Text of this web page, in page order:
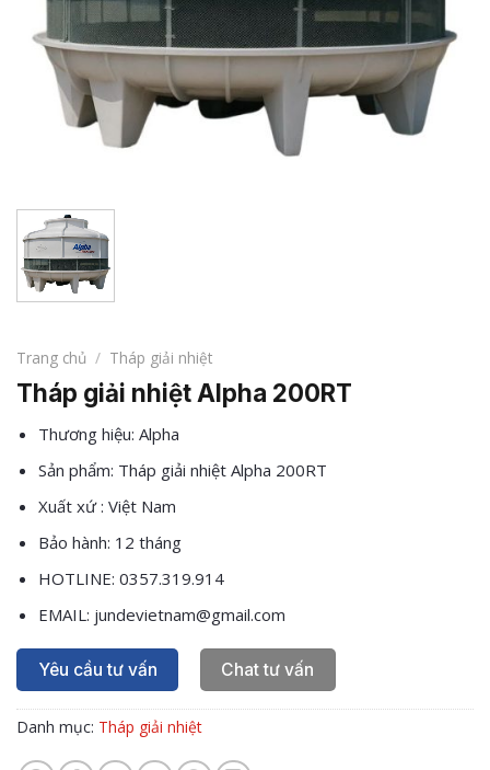
Trang chủ / Tháp giải nhiệt
Tháp giải nhiệt Alpha 200RT
Thương hiệu: Alpha
Sản phẩm: Tháp giải nhiệt Alpha 200RT
Xuất xứ : Việt Nam
Bảo hành: 12 tháng
HOTLINE: 0357.319.914
EMAIL: jundevietnam@gmail.com
Yêu cầu tư vấn Chat tư vấn
Danh mục: Tháp giải nhiệt